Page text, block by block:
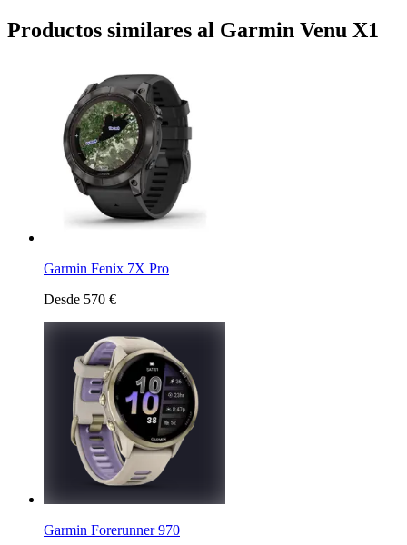
Productos similares al Garmin Venu X1
Garmin Fenix 7X Pro
Desde 570 €
Garmin Forerunner 970